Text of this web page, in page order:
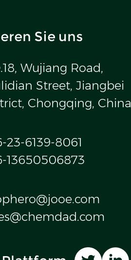
Sie uns
Wujiang Road,
Street, Jiangbei
Chongqing, China
23-6139-8061
13650506873